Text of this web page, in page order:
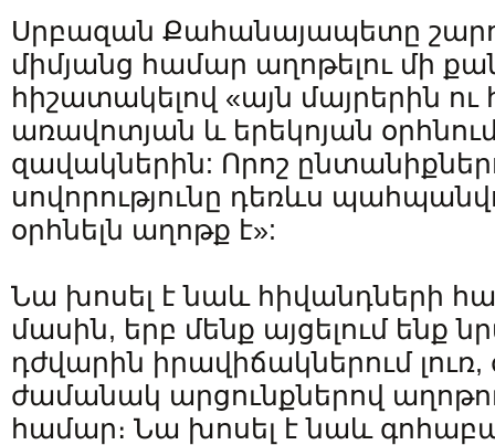
Սրբազան Քահանայապետը
միմյանց համար աղոթելու մի
հիշատակելով «այն մայրերին ու
առավոտյան և երեկոյան
զավակներին: Որոշ
սովորությունը դեռևս
օրհնելն աղոթք է»:
Նա խոսել է նաև հիվանդների
մասին, երբ մենք այցելում ենք
դժվարին իրավիճակներում
ժամանակ արցունքներով
համար։ Նա խոսել է նաև